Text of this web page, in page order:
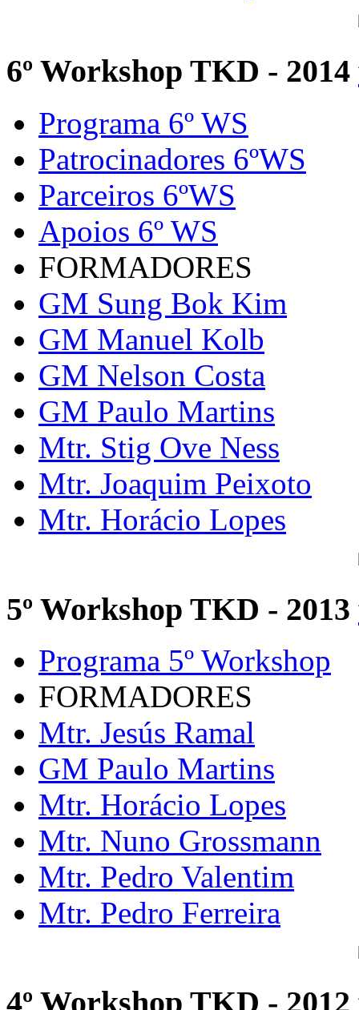
6º Workshop TKD - 2014
Programa 6º WS
Patrocinadores 6ºWS
Parceiros 6ºWS
Apoios 6º WS
FORMADORES
GM Sung Bok Kim
GM Manuel Kolb
GM Nelson Costa
GM Paulo Martins
Mtr. Stig Ove Ness
Mtr. Joaquim Peixoto
Mtr. Horácio Lopes
5º Workshop TKD - 2013
Programa 5º Workshop
FORMADORES
Mtr. Jesús Ramal
GM Paulo Martins
Mtr. Horácio Lopes
Mtr. Nuno Grossmann
Mtr. Pedro Valentim
Mtr. Pedro Ferreira
4º Workshop TKD - 2012